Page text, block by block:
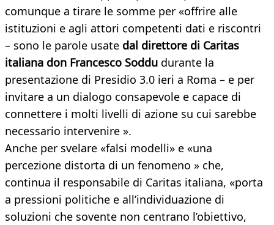
comunque a tirare le somme per «offrire alle
istituzioni e agli attori competenti dati e riscontri
– sono le parole usate dal direttore di Caritas
italiana don Francesco Soddu durante la
presentazione di Presidio 3.0 ieri a Roma – e per
invitare a un dialogo consapevole e capace di
connettere i molti livelli di azione su cui sarebbe
necessario intervenire ».
Anche per svelare «falsi modelli» e «una
percezione distorta di un fenomeno » che,
continua il responsabile di Caritas italiana, «porta
a pressioni politiche e all’individuazione di
soluzioni che sovente non centrano l’obiettivo,